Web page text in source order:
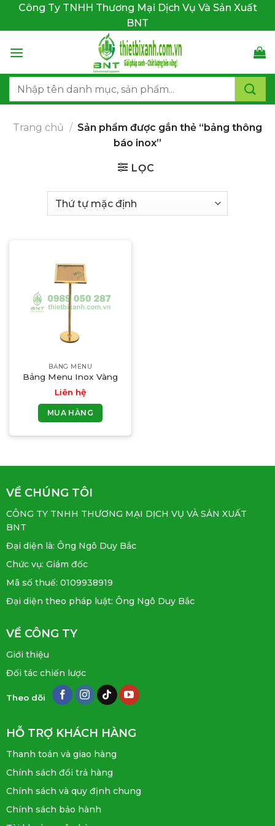
dung
Công Ty TNHH Thương Mại Dịch Vụ Và Sản Xuất
BNT
Tìm
Trang chủ / Sản phẩm được gắn thẻ “bảng thông
báo inox”
LỌC
BẢNG MENU
Bảng Menu Inox Vàng
Liên hệ
MUA HÀNG
VỀ CHÚNG TÔI
CÔNG TY TNHH THƯƠNG MẠI DỊCH VỤ VÀ SẢN XUẤT
BNT
Đại diện là: Ông Ngô Duy Bắc
Chức vụ: Giám đốc
Mã số thuế: 0109938919
Đại diện theo pháp luật: Ông Ngô Duy Bắc
VỀ CÔNG TY
Giới thiệu
Đối tác chiến lược
Theo dõi
HỖ TRỢ KHÁCH HÀNG
Thanh toán và giao hàng
Chính sách đổi trả hàng
Chính sách và quy định chung
Chính sách bảo hành